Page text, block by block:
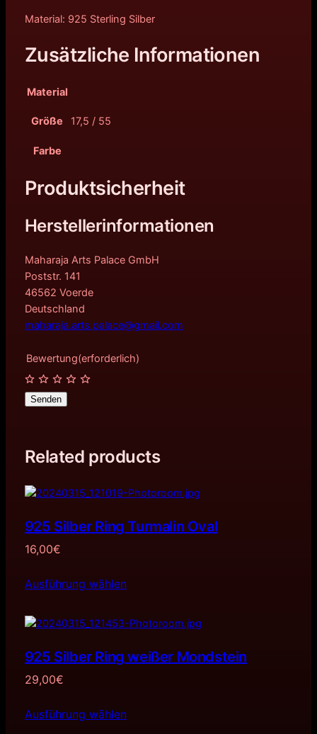
Material: 925 Sterling Silber
Zusätzliche Informationen
Material
Größe 17,5 / 55
Farbe
Produktsicherheit
Herstellerinformationen
Maharaja Arts Palace GmbH
Poststr. 141
46562 Voerde
Deutschland
maharaja.arts.palace@gmail.com
Bewertung(erforderlich)
Senden
Related products
925 Silber Ring Turmalin Oval
16,00€
Ausführung wählen
925 Silber Ring weißer Mondstein
29,00€
Ausführung wählen